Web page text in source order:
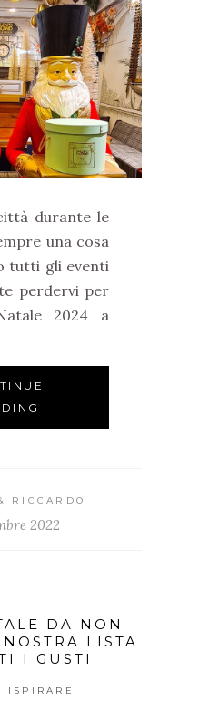
durante le
una cosa
tutti gli eventi
perdervi per
2024 a
RICCARDO
2022
DA NON
LISTA
I GUSTI
ISPIRARE